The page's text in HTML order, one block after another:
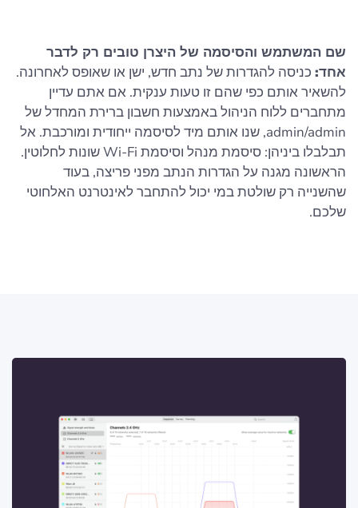
שם המשתמש והסיסמה של היצרן טובים רק לדבר
אחד: כניסה להגדרות של נתב חדש, ישן או שאופס לאחרונה.
להשאיר אותם כפי שהם זו טעות ענקית. אם אתם עדיין
מתחברים ללוח הניהול באמצעות חשבון ברירת המחדל של
admin/admin, שנו אותם מיד לסיסמה ייחודית ומורכבת. אל
תבלבלו ביניהן: סיסמת מנהל וסיסמת Wi-Fi שונות לחלוטין.
הראשונה מגנה על הגדרות הנתב מפני פריצה, בעוד
שהשנייה רק ​​שולטת במי יכול להתחבר לאינטרנט האלחוטי
שלכם.